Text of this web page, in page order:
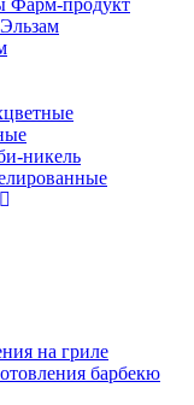
Фарм-продукт
никель
на гриле
барбекю